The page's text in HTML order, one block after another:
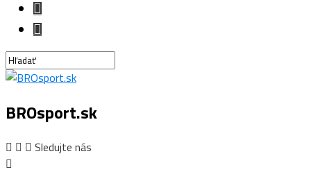
BROsport.sk
Sledujte nás